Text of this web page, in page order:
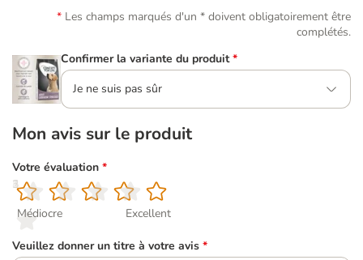
Les champs marqués d'un * doivent obligatoirement être
complétés.
Confirmer la variante du produit *
Je ne suis pas sûr
Mon avis sur le produit
Votre évaluation *
1
Médiocre
2
3
4
5
Excellent
Veuillez donner un titre à votre avis *